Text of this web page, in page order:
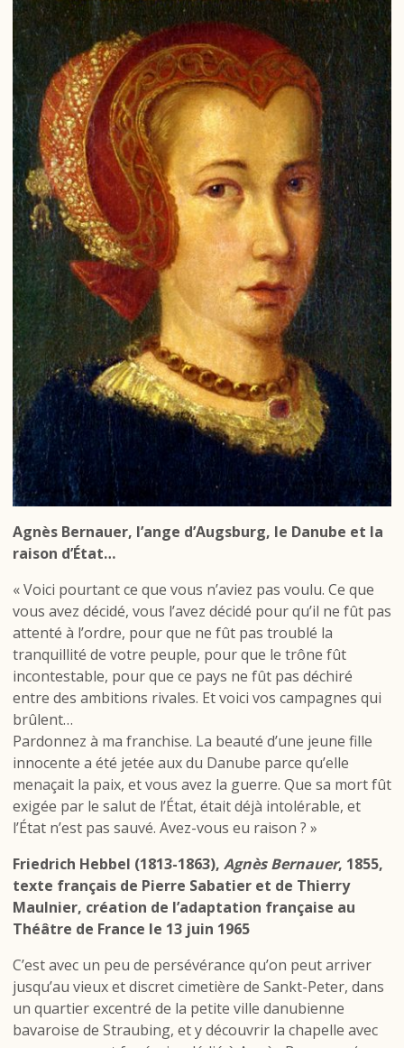
Agnès Bernauer, l’ange d’Augsburg, le Danube et la
raison d’État…
« Voici pourtant ce que vous n’aviez pas voulu. Ce que
vous avez décidé, vous l’avez décidé pour qu’il ne fût pas
attenté à l’ordre, pour que ne fût pas troublé la
tranquillité de votre peuple, pour que le trône fût
incontestable, pour que ce pays ne fût pas déchiré
entre des ambitions rivales. Et voici vos campagnes qui
brûlent…
Pardonnez à ma franchise. La beauté d’une jeune fille
innocente a été jetée aux du Danube parce qu’elle
menaçait la paix, et vous avez la guerre. Que sa mort fût
exigée par le salut de l’État, était déjà intolérable, et
l’État n’est pas sauvé. Avez-vous eu raison ? »
Friedrich Hebbel (1813-1863), Agnès Bernauer, 1855,
texte français de Pierre Sabatier et de Thierry
Maulnier, création de l’adaptation française au
Théâtre de France le 13 juin 1965
C’est avec un peu de persévérance qu’on peut arriver
jusqu’au vieux et discret cimetière de Sankt-Peter, dans
un quartier excentré de la petite ville danubienne
bavaroise de Straubing, et y découvrir la chapelle avec